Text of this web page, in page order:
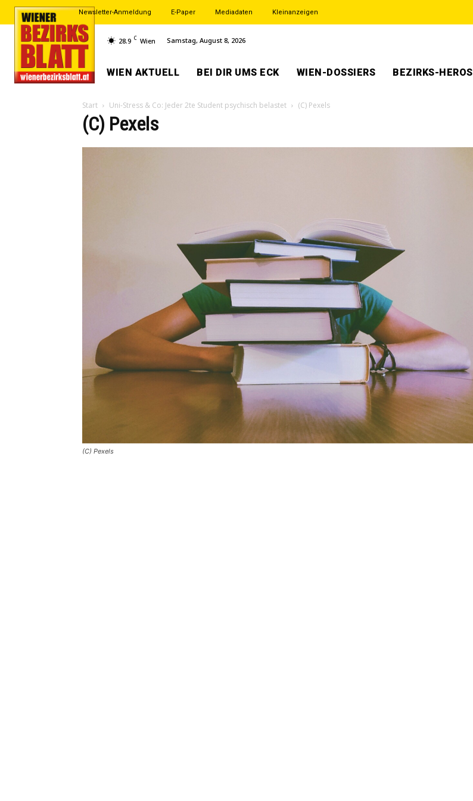
Newsletter-Anmeldung E-Paper Mediadaten Kleinanzeigen
28.9 C Wien Samstag, August 8, 2026
WIEN AKTUELL BEI DIR UMS ECK WIEN-DOSSIERS BEZIRKS-HEROS
Start Uni-Stress & Co: Jeder 2te Student psychisch belastet (C) Pexels
(C) Pexels
(C) Pexels